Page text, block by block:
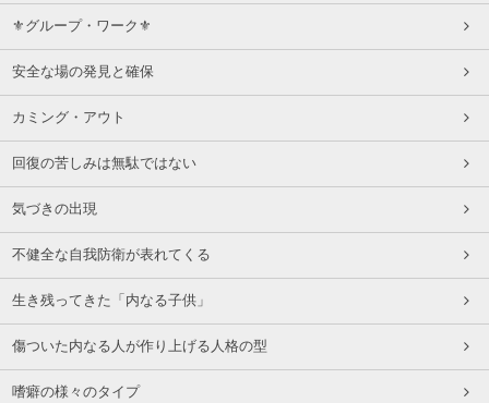
⚜グループ・ワーク⚜
安全な場の発見と確保
カミング・アウト
回復の苦しみは無駄ではない
気づきの出現
不健全な自我防衛が表れてくる
生き残ってきた「内なる子供」
傷ついた内なる人が作り上げる人格の型
嗜癖の様々のタイプ